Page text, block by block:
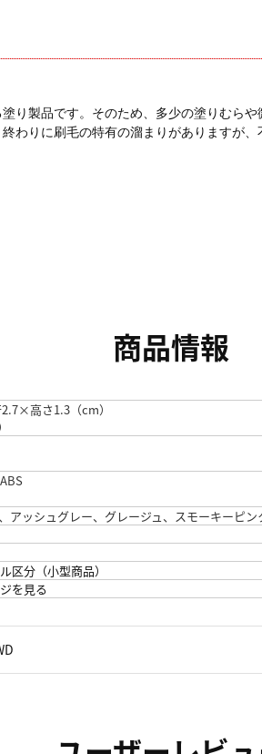
り製品です。そのため、多少の塗りむら
わりに刷毛の特有の溜まりがありますが、
商品情報
高さ1.3（cm）
アッシュグレー、グレージュ、スモーキーピン
区分（小型商品）
を見る